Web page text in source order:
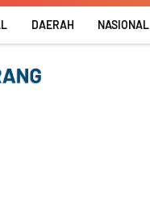
DAERAH NASIONAL